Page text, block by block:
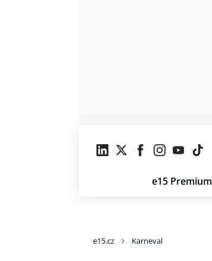
e15 Premium
e15.cz Karneval